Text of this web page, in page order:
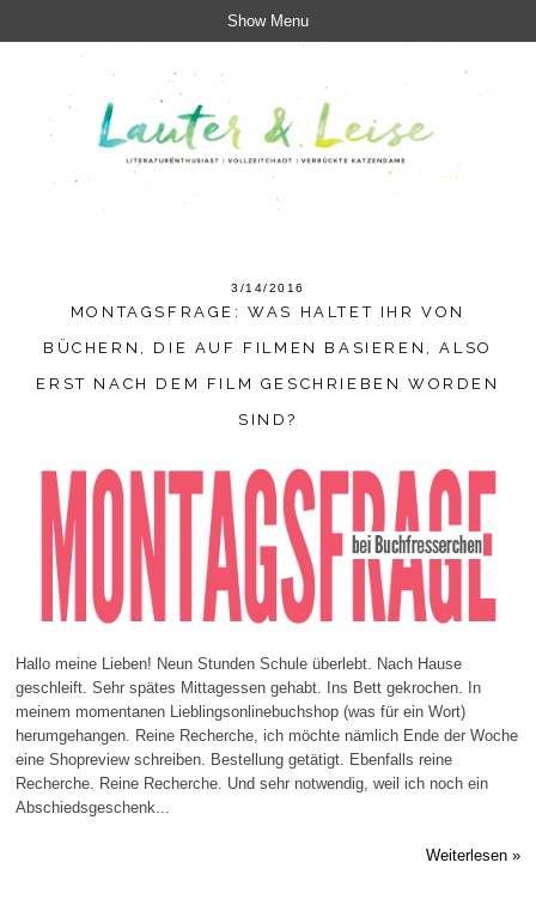
Show Menu
3/14/2016
MONTAGSFRAGE: WAS HALTET IHR VON
BÜCHERN, DIE AUF FILMEN BASIEREN, ALSO
ERST NACH DEM FILM GESCHRIEBEN WORDEN
SIND?
Hallo meine Lieben! Neun Stunden Schule überlebt. Nach Hause
geschleift. Sehr spätes Mittagessen gehabt. Ins Bett gekrochen. In
meinem momentanen Lieblingsonlinebuchshop (was für ein Wort)
herumgehangen. Reine Recherche, ich möchte nämlich Ende der Woche
eine Shopreview schreiben. Bestellung getätigt. Ebenfalls reine
Recherche. Reine Recherche. Und sehr notwendig, weil ich noch ein
Abschiedsgeschenk...
Weiterlesen »